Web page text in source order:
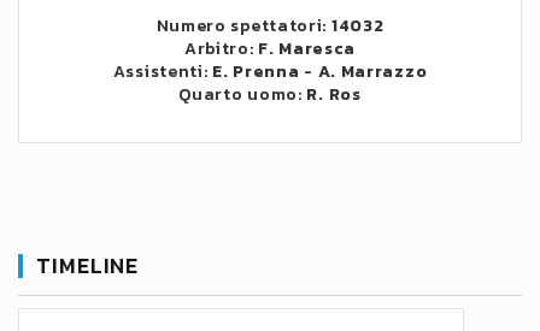
Numero spettatori: 14032
Arbitro: F. Maresca
Assistenti: E. Prenna - A. Marrazzo
Quarto uomo: R. Ros
TIMELINE